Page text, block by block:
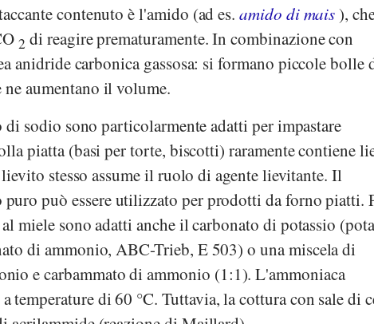
contenuto è l'amido (ad es.amido di mais),
2 di reagire prematuramente. In combinazione con
anidride carbonica gassosa: si formano piccole bolle
aumentano il volume.
sodio sono particolarmente adatti per impastare
piatta (basi per torte, biscotti) raramente contiene
stesso assume il ruolo di agente lievitante. Il
può essere utilizzato per prodotti da forno piatti.
miele sono adatti anche il carbonato di potassio
di ammonio, ABC-Trieb, E 503) o una miscela di
e carbammato di ammonio (1:1). L'ammoniaca
temperature di 60 °C. Tuttavia, la cottura con sale di